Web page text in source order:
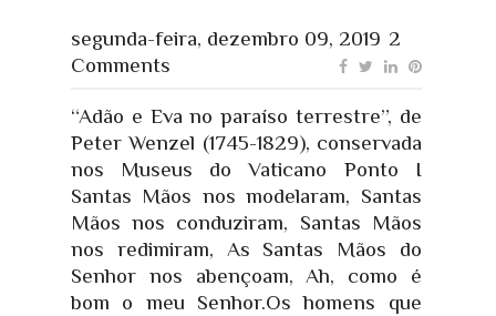
segunda-feira, dezembro 09, 2019 2
Comments
“Adão e Eva no paraíso terrestre”, de
Peter Wenzel (1745-1829), conservada
nos Museus do Vaticano Ponto I
Santas Mãos nos modelaram, Santas
Mãos nos conduziram, Santas Mãos
nos redimiram, As Santas Mãos do
Senhor nos abençoam, Ah, como é
bom o meu Senhor.Os homens que